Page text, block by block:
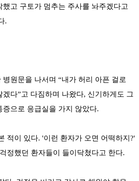
고 구토가 멈추는 주사를 놔주겠다고
.
원문을 나서며 “내가 허리 아픈 걸로
다”고 다짐하며 나왔다, 신기하게도 그
으로 응급실을 가지 않았다.
적이 있다. '이런 환자가 오면 어떡하지?'
정했던 환자들이 들이닥쳤다고 한다.